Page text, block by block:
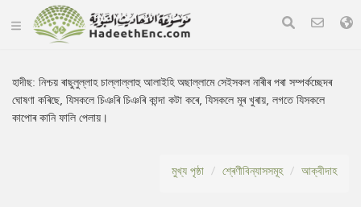
হাদীছ:নিশ্চয় ৰাছুলুল্লাহ চাল্লাল্লাহু আলাইহি অছাল্লামে সেইসকল নাৰীৰ পৰা সম্পৰ্কচ্ছেদৰ
ঘোষণা কৰিছে, যিসকলে চিঞৰি চিঞৰি কান্দা কটা কৰে, যিসকলে মূৰ খুৰায়, লগতে যিসকলে
কাপোৰ কানি ফালি পেলায়।
মুখ্য পৃষ্ঠা শ্ৰেণীবিন্যাসসমূহ আক্বীদাহ